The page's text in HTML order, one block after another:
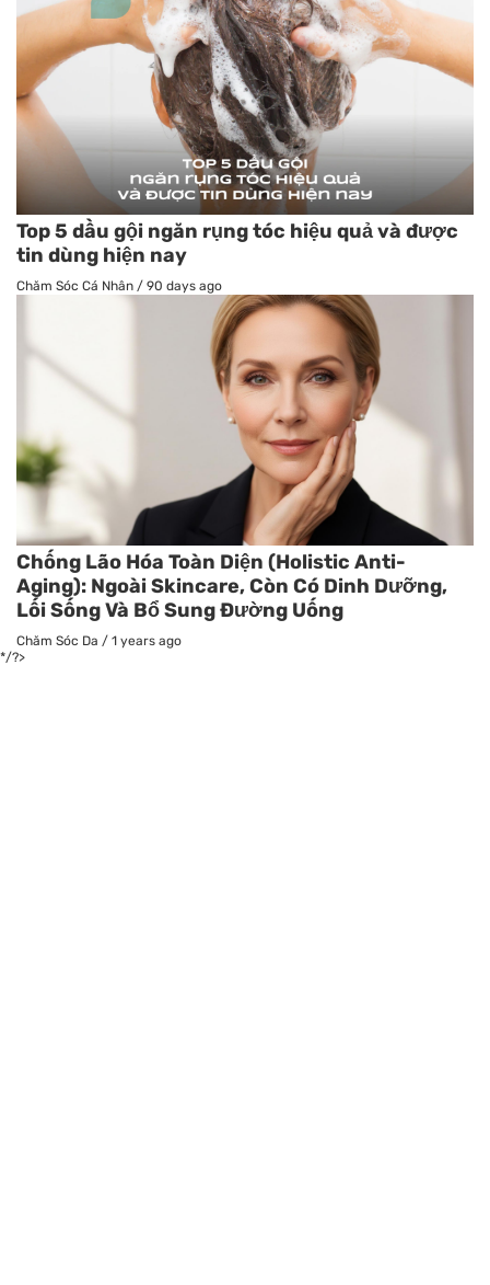
Top 5 dầu gội ngăn rụng tóc hiệu quả và được
tin dùng hiện nay
Chăm Sóc Cá Nhân / 90 days ago
Chống Lão Hóa Toàn Diện (Holistic Anti-
Aging): Ngoài Skincare, Còn Có Dinh Dưỡng,
Lối Sống Và Bổ Sung Đường Uống
Chăm Sóc Da / 1 years ago
*/?>